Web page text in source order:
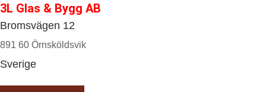
3L Glas & Bygg AB
Bromsvägen 12
891 60 Örnsköldsvik
Sverige